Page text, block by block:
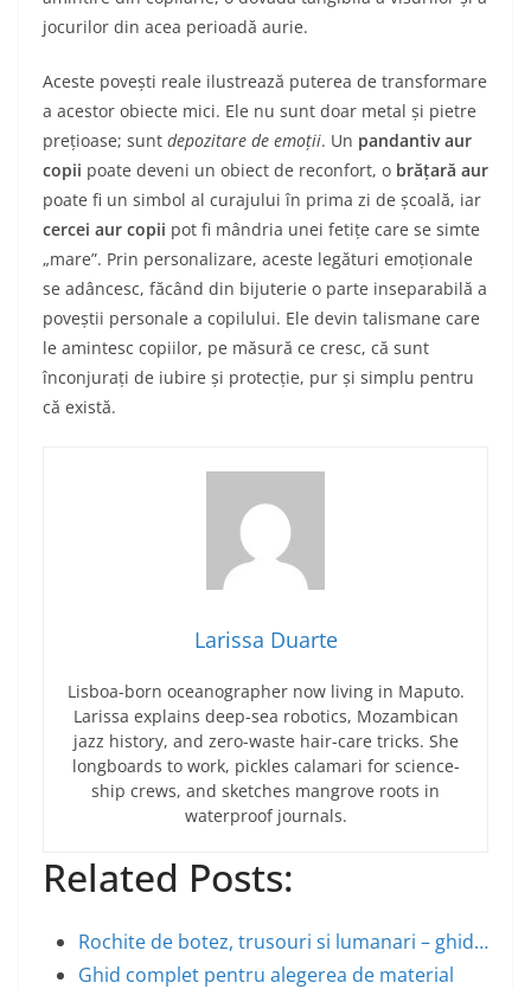
jocurilor din acea perioadă aurie.
Aceste povești reale ilustrează puterea de transformare
a acestor obiecte mici. Ele nu sunt doar metal și pietre
prețioase; sunt depozitare de emoții. Un pandantiv aur
copii poate deveni un obiect de reconfort, o brățară aur
poate fi un simbol al curajului în prima zi de școală, iar
cercei aur copii pot fi mândria unei fetițe care se simte
„mare”. Prin personalizare, aceste legături emoționale
se adâncesc, făcând din bijuterie o parte inseparabilă a
poveștii personale a copilului. Ele devin talismane care
le amintesc copiilor, pe măsură ce cresc, că sunt
înconjurați de iubire și protecție, pur și simplu pentru
că există.
Larissa Duarte
Lisboa-born oceanographer now living in Maputo.
Larissa explains deep-sea robotics, Mozambican
jazz history, and zero-waste hair-care tricks. She
longboards to work, pickles calamari for science-
ship crews, and sketches mangrove roots in
waterproof journals.
Related Posts:
Rochite de botez, trusouri si lumanari – ghid…
Ghid complet pentru alegerea de material